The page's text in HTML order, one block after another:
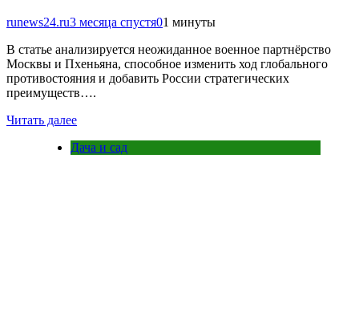
runews24.ru3 месяца спустя01 минуты
В статье анализируется неожиданное военное партнёрство
Москвы и Пхеньяна, способное изменить ход глобального
противостояния и добавить России стратегических
преимуществ….
Читать далее
Дача и сад